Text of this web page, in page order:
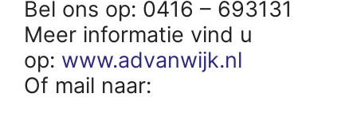
Bel ons op: 0416 – 693131
Meer informatie vind u
op: www.advanwijk.nl
Of mail naar: